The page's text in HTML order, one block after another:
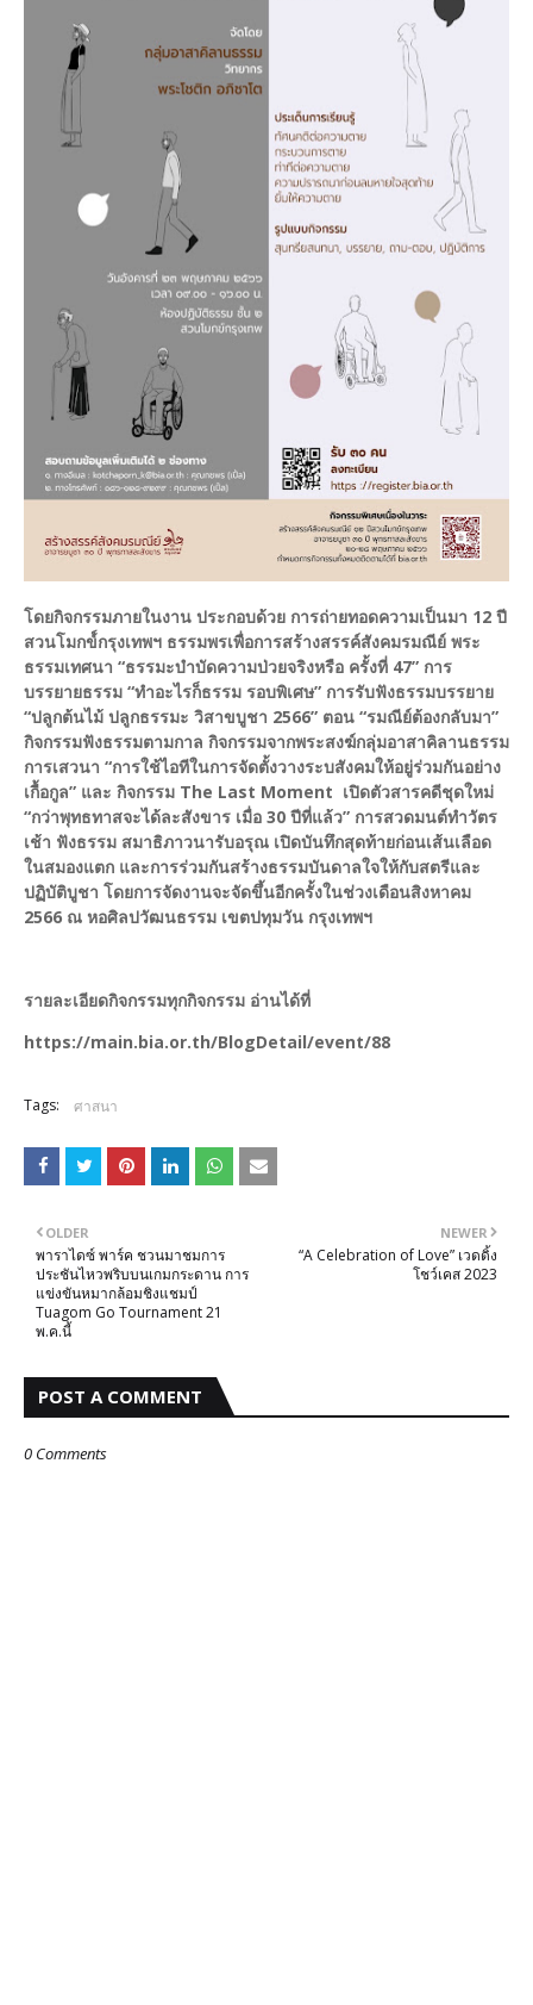
โดยกิจกรรมภายในงาน ประกอบด้วย การถ่ายทอดความเป็นมา 12 ปี
สวนโมกข์์กรุงเทพฯ ธรรมพรเพื่อการสร้างสรรค์สังคมรมณีย์ พระ
ธรรมเทศนา “ธรรมะบำบัดความป่วยจริงหรือ ครั้งที่ 47” การ
บรรยายธรรม “ทำอะไรก็ธรรม รอบพิเศษ” การรับฟังธรรมบรรยาย
“ปลูกต้นไม้ ปลูกธรรมะ วิสาขบูชา 2566” ตอน “รมณีย์ต้องกลับมา”
กิจกรรมฟังธรรมตามกาล กิจกรรมจากพระสงฆ์กลุ่มอาสาคิลานธรรม
การเสวนา “การใช้ไอทีในการจัดตั้งวางระบสังคมให้อยู่ร่วมกันอย่าง
เกื้อกูล” และ กิจกรรม The Last Moment เปิดตัวสารคดีชุดใหม่
“กว่าพุทธทาสจะได้ละสังขาร เมื่อ 30 ปีที่แล้ว” การสวดมนต์ทำวัตร
เช้า ฟังธรรม สมาธิภาวนารับอรุณ เปิดบันทึกสุดท้ายก่อนเส้นเลือด
ในสมองแตก และการร่วมกันสร้างธรรมบันดาลใจให้กับสตรีและ
ปฏิบัติบูชา โดยการจัดงานจะจัดขึ้นอีกครั้งในช่วงเดือนสิงหาคม
2566 ณ หอศิลปวัฒนธรรม เขตปทุมวัน กรุงเทพฯ
รายละเอียดกิจกรรมทุกกิจกรรม อ่านได้ที่
https://main.bia.or.th/BlogDetail/event/88
Tags: ศาสนา
NEWER
“A Celebration of Love” เวดดิ้ง
โชว์เคส 2023
OLDER
พาราไดซ์ พาร์ค ชวนมาชมการ
ประชันไหวพริบบนเกมกระดาน การ
แข่งขันหมากล้อมชิงแชมป์
Tuagom Go Tournament 21
พ.ค.นี้
POST A COMMENT
0 Comments